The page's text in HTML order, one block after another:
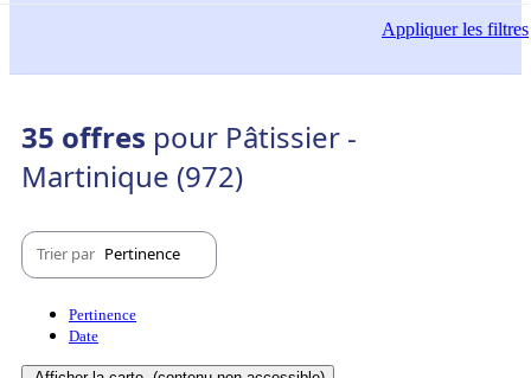
Appliquerles filtres
35 offres pour Pâtissier -
Martinique (972)
Trier par Pertinence
Pertinence
Date